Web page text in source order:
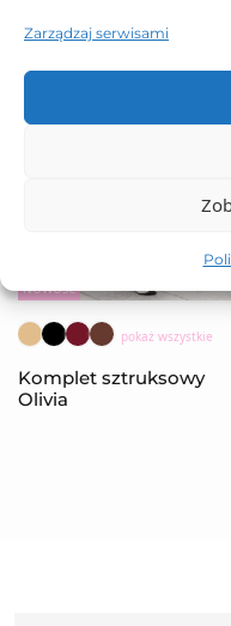
Zarządzaj serwisami
NOWOŚĆ
pokaż wszystkie
Komplet sztruksowy
Olivia